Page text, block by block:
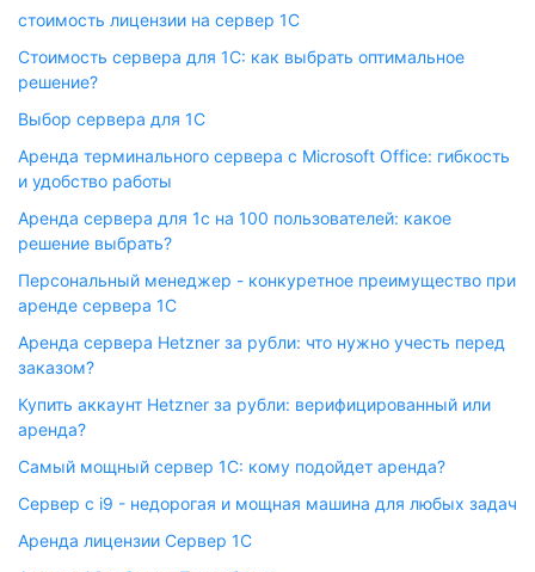
стоимость лицензии на сервер 1С
Стоимость сервера для 1С: как выбрать оптимальное
решение?
Выбор сервера для 1С
Аренда терминального сервера с Microsoft Office: гибкость
и удобство работы
Аренда сервера для 1с на 100 пользователей: какое
решение выбрать?
Персональный менеджер - конкуретное преимущество при
аренде сервера 1С
Аренда сервера Hetzner за рубли: что нужно учесть перед
заказом?
Купить аккаунт Hetzner за рубли: верифицированный или
аренда?
Самый мощный сервер 1С: кому подойдет аренда?
Сервер с i9 - недорогая и мощная машина для любых задач
Аренда лицензии Сервер 1С